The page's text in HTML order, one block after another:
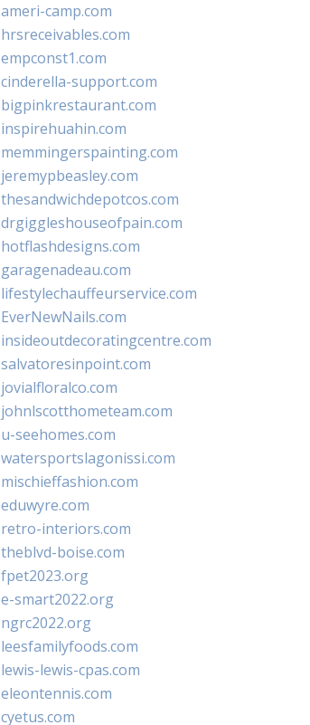
ameri-camp.com
hrsreceivables.com
empconst1.com
cinderella-support.com
bigpinkrestaurant.com
inspirehuahin.com
memmingerspainting.com
jeremypbeasley.com
thesandwichdepotcos.com
drgiggleshouseofpain.com
hotflashdesigns.com
garagenadeau.com
lifestylechauffeurservice.com
EverNewNails.com
insideoutdecoratingcentre.com
salvatoresinpoint.com
jovialfloralco.com
johnlscotthometeam.com
u-seehomes.com
watersportslagonissi.com
mischieffashion.com
eduwyre.com
retro-interiors.com
theblvd-boise.com
fpet2023.org
e-smart2022.org
ngrc2022.org
leesfamilyfoods.com
lewis-lewis-cpas.com
eleontennis.com
cyetus.com